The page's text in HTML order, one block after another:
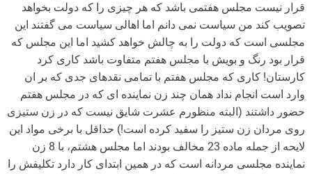
قرار نیست مجلس هفتمی باشد که هر چیزی را که دولت بخواهد
تصویب کند من سیاست نمی دانم اما اهالی سیاست می گفتند این
مجلسی است که دولت را به چالش خواهد کشید اما این مجلس که
قرار بود رنگ و بویش با مجلس هفتم متفاوت باشد کاری کرد
کارستان! کاری که مجلس هفتم با تمامی نقدهای جدی که بر ان
وارد است انجام نداد همان چند زن نماینده ای که در مجلس هفتم
حضور داشتند (البته منظورم عشرت شایق نیست که در زن ستیزی
روی مردان زن ستیز را سفید کرده است!) حداقل با برخی مواد این
لایحه از جمله ماده 23 مخالف بودند اما مجلس هشتم، با 8 زن
نماینده مجلسی مردانه است که در همین ابتدای کار دارد تکلیفش را